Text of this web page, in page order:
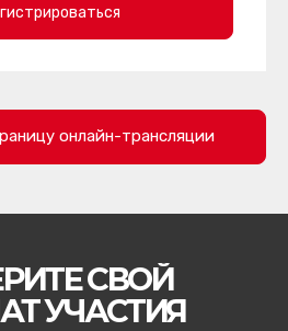
онлайн-трансляции
СВОЙ
УЧАСТИЯ